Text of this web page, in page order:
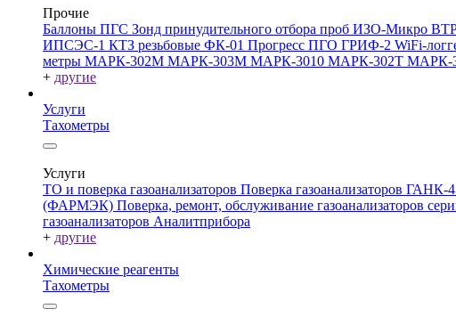
Прочие
Баллоны ПГС Зонд принудительного отбора проб ИЗО-Микро
ИПСЭС-1 КТЗ резьбовые ФК-01 Прогресс ПГО ГРИФ-2 WiFi-
метры МАРК-302М МАРК-303М МАРК-3010 МАРК-302Т МАРК-
+ другие
Услуги
Тахометры
Услуги
ТО и поверка газоанализаторов Поверка газоанализаторов ГАНК-4
(ФАРМЭК) Поверка, ремонт, обслуживание газоанализаторов
газоанализаторов Аналитприбора
+ другие
Химические реагенты
Тахометры